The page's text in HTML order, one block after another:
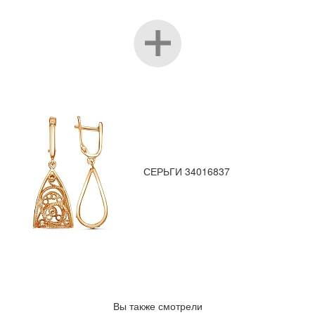
СЕРЬГИ 34016837
Вы также смотрели